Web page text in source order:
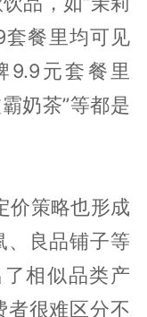
套餐里均可见
9.9元套餐里
奶茶”等都是
价策略也形成
、良品铺子等
相似品类产
者很难区分不